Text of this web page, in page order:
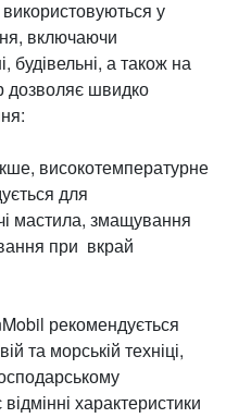
у
включаючи
будівельні, а також на
дозволяє швидко
високотемпературне
для
мастила, змащування
при вкрай
рекомендується
та морській техніці,
характеристики